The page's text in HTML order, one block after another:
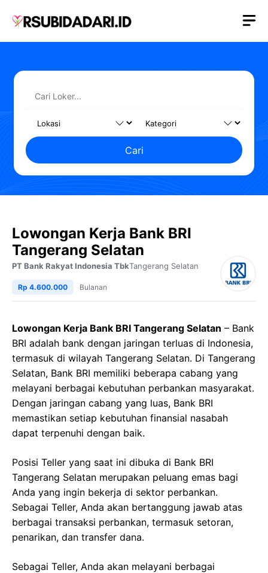
Cari
Lowongan Kerja Bank BRI
Tangerang Selatan
PT Bank Rakyat Indonesia TbkTangerang Selatan
Rp 4.600.000 Bulanan
Lowongan Kerja Bank BRI Tangerang Selatan – Bank
BRI adalah bank dengan jaringan terluas di Indonesia,
termasuk di wilayah Tangerang Selatan. Di Tangerang
Selatan, Bank BRI memiliki beberapa cabang yang
melayani berbagai kebutuhan perbankan masyarakat.
Dengan jaringan cabang yang luas, Bank BRI
memastikan setiap kebutuhan finansial nasabah
dapat terpenuhi dengan baik.
Posisi Teller yang saat ini dibuka di Bank BRI
Tangerang Selatan merupakan peluang emas bagi
Anda yang ingin bekerja di sektor perbankan.
Sebagai Teller, Anda akan bertanggung jawab atas
berbagai transaksi perbankan, termasuk setoran,
penarikan, dan transfer dana.
Sebagai Teller, Anda akan melayani berbagai